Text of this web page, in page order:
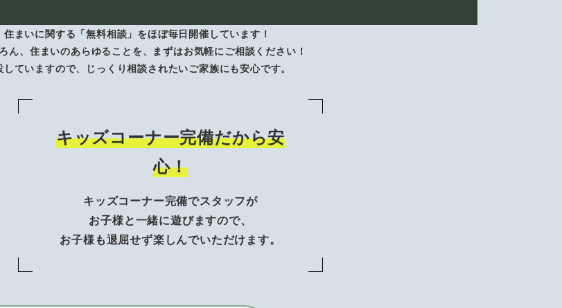
まいに関する「無料相談」をほぼ毎日開催しています！
ん、住まいのあらゆることを、まずはお気軽にご相談ください！
ていますので、じっくり相談されたいご家族にも安心です。
キッズコーナー完備だから安
心！
キッズコーナー完備でスタッフが
お子様と一緒に遊びますので、
お子様も退屈せず楽しんでいただけます。